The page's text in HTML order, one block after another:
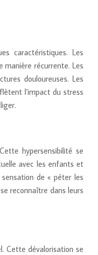
caractéristiques. Les
manière récurrente. Les
douloureuses. Les
l’impact du stress
hypersensibilité se
avec les enfants et
de « péter les
reconnaître dans leurs
Cette dévalorisation se